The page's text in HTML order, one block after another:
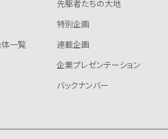
一覧
先駆者たちの大地
特別企画
連載企画
企業プレゼンテーション
バックナンバー